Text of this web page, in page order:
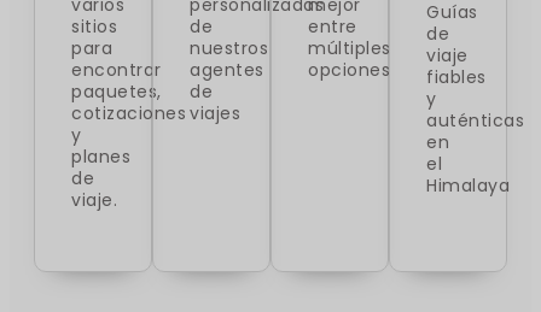
sitios
para
encontrar
paquetes,
cotizaciones
y
planes
de
viaje.
de
nuestros
agentes
de
viajes
entre
múltiples
opciones
Guías
de
viaje
fiables
y
auténticas
en
el
Himalaya